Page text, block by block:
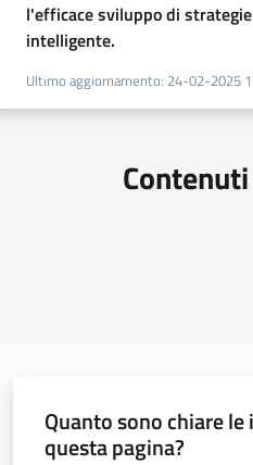
l'efficace sviluppo di
intelligente.
Ultimo aggiornamento: 24-02-2025
Quanto sono chiare
questa pagina?